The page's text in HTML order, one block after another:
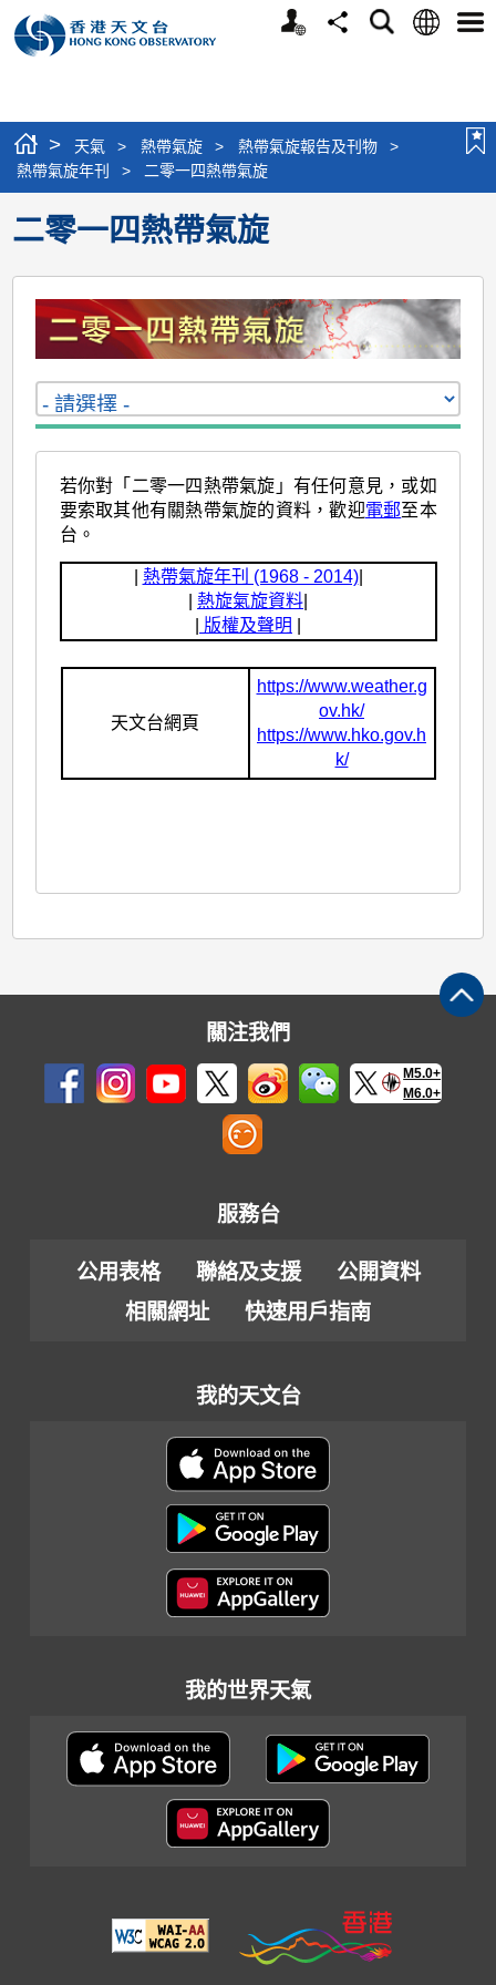
個
分
搜
語
選
> 天氣 > 熱帶氣旋 > 熱帶氣旋報告及刊物
>
熱帶氣旋年刊
> 二零一四熱帶氣旋
二零一四熱帶氣旋
若你對「二零一四熱帶氣旋」有任何意見，或如
要索取其他有關熱帶氣旋的資料，歡迎電郵至本
台。
熱帶氣旋年刊 (1968 - 2014)|
熱旋氣旋資料
版權及聲明
天文台網頁
https://www.weather.g
ov.hk/
https://www.hko.gov.h
k/
關注我們
M5.0+
M6.0+
服務台
公用表格 聯絡及支援
公開資料
相關網址
快速用戶指南
我的天文台
我的世界天氣